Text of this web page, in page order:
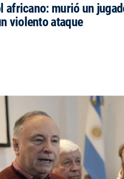
africano: murió un
violento ataque